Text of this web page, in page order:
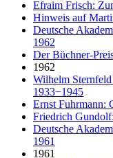
Efraim Frisch:
Hinweis auf
Deutsche
1962
Der Büchner-
1962
Wilhelm
1933−1945
Ernst Fuhrmann:
Friedrich
Deutsche
1961
1961